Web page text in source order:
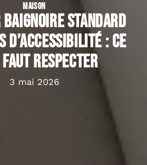
MAISON
baignoire standard
d’accessibilité : ce
faut respecter
3 mai 2026